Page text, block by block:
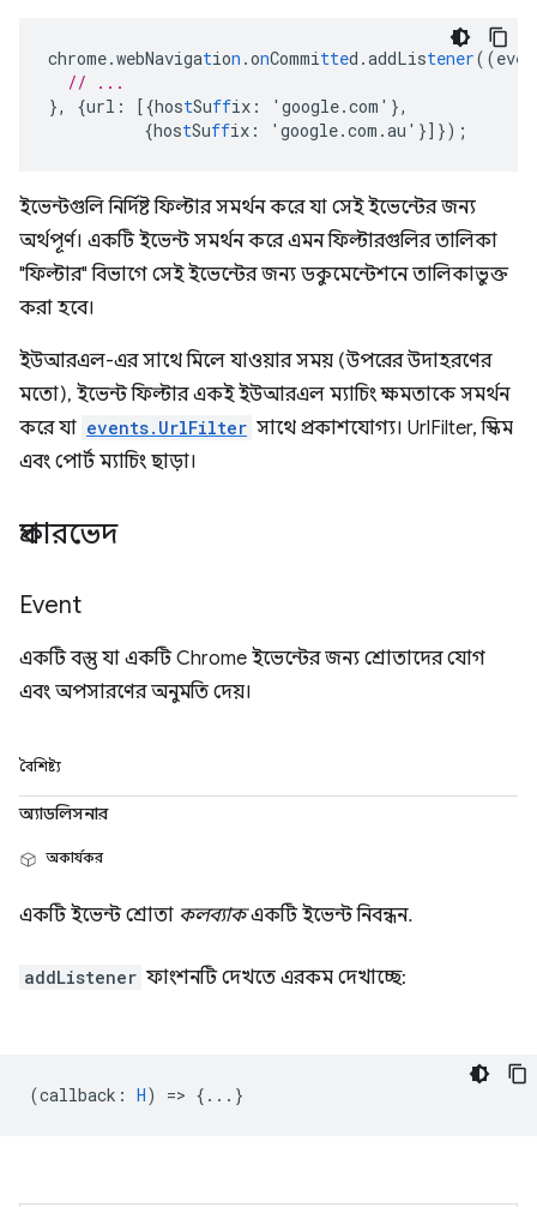
chrome.webNavigation .onCommitted.addListener((eve
// ...
},
{url : [{hostSuffix : 'google.com' },
{hostSuffix : 'google.com.au' }]});
ইভেন্টগুলি নির্দিষ্ট ফিল্টার সমর্থন করে যা সেই ইভেন্টের জন্য
অর্থপূর্ণ। একটি ইভেন্ট সমর্থন করে এমন ফিল্টারগুলির তালিকা
"ফিল্টার" বিভাগে সেই ইভেন্টের জন্য ডকুমেন্টেশনে তালিকাভুক্ত
করা হবে।
ইউআরএল-এর সাথে মিলে যাওয়ার সময় (উপরের উদাহরণের
মতো), ইভেন্ট ফিল্টার একই ইউআরএল ম্যাচিং ক্ষমতাকে সমর্থন
করে যা events.UrlFilter সাথে প্রকাশযোগ্য। UrlFilter, স্কিম
এবং পোর্ট ম্যাচিং ছাড়া।
প্রকারভেদ
Event
একটি বস্তু যা একটি Chrome ইভেন্টের জন্য শ্রোতাদের যোগ
এবং অপসারণের অনুমতি দেয়।
বৈশিষ্ট্য
অ্যাডলিসনার
অকার্যকর
একটি ইভেন্ট শ্রোতা কলব্যাকএকটি ইভেন্ট নিবন্ধন.
addListener ফাংশনটি দেখতে এরকম দেখাচ্ছে:
(callback : H) => {...}